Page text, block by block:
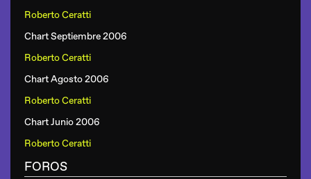
Roberto Ceratti
Chart Septiembre 2006
Roberto Ceratti
Chart Agosto 2006
Roberto Ceratti
Chart Junio 2006
Roberto Ceratti
FOROS